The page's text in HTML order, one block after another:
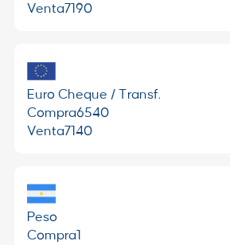
Venta7190
Euro Cheque / Transf.
Compra6540
Venta7140
Peso
Compra1